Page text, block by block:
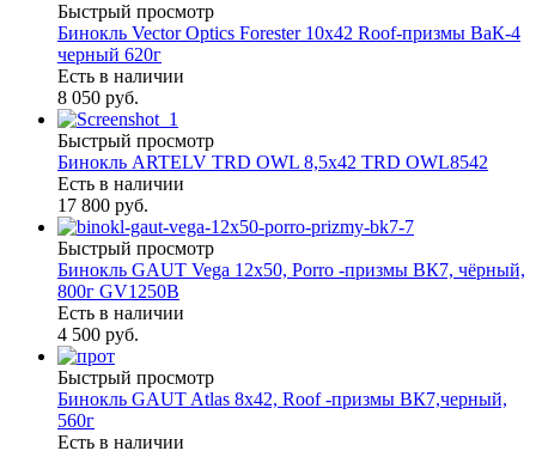
Быстрый просмотр
Бинокль Vector Optics Forester 10x42 Roof-призмы ВaК-4
черный 620г
Есть в наличии
8 050 руб.
Быстрый просмотр
Бинокль ARTELV TRD OWL 8,5x42 TRD OWL8542
Есть в наличии
17 800 руб.
Быстрый просмотр
Бинокль GAUT Vega 12x50, Porro -призмы ВК7, чёрный,
800г GV1250B
Есть в наличии
4 500 руб.
Быстрый просмотр
Бинокль GAUT Atlas 8x42, Roof -призмы ВК7,черный,
560г
Есть в наличии